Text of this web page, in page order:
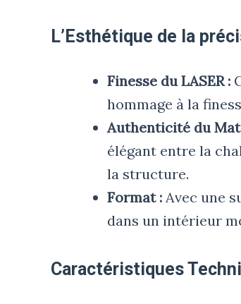
L’Esthétique de la
Finesse du LASER :
hommage à la
Authenticité du
élégant entre la
la structure.
Format : Avec une
dans un intérieur
Caractéristiques